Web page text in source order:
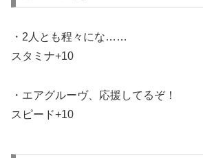
・2人とも程々にな……
スタミナ+10
・エアグルーヴ、応援してるぞ！
スピード+10